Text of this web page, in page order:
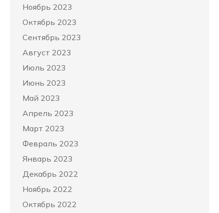
Ноябрь 2023
Октябрь 2023
Сентябрь 2023
Август 2023
Июль 2023
Июнь 2023
Май 2023
Апрель 2023
Март 2023
Февраль 2023
Январь 2023
Декабрь 2022
Ноябрь 2022
Октябрь 2022